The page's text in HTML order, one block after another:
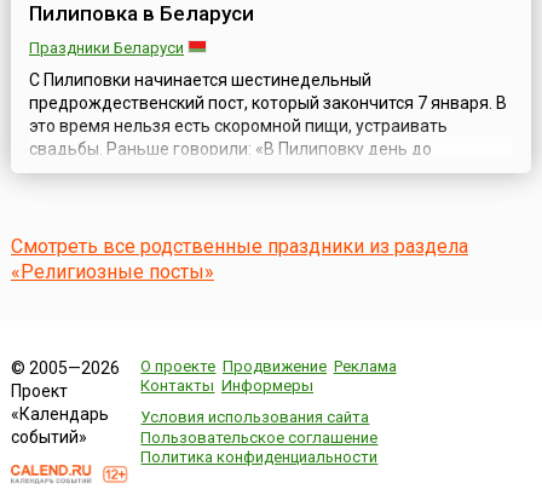
Пилиповка в Беларуси
Праздники Беларуси
С Пилиповки начинается шестинедельный
предрождественский пост, который закончится 7 января. В
это время нельзя есть скоромной пищи, устраивать
свадьбы. Раньше говорили: «В Пилиповку день до
полудня». Девушки ходили на вечерки, ткали. В одной из
мычачкі,Напрадзем, дзевачкі, паўтары цэвачкі, Асн...
Смотреть все родственные праздники из раздела
«Религиозные посты»
© 2005—2026
Проект
«Календарь
событий»
О проекте Продвижение Реклама
Контакты Информеры
Условия использования сайта
Пользовательское соглашение
Политика конфиденциальности